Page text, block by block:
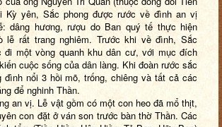
Kỳ yên, Sắc phong được rước về đình an vị
dâng hương, rượu do Ban quý tế thực hiện
lễ rất trang nghiêm. Trước khi về đình, Sắc
đi một vòng quanh khu dân cư, với mục đích
cuộc sống của dân làng. Khi đoàn rước sắc
đình nổi 3 hồi mõ, trống, chiêng và tất cả các
để nghinh Thần.
an vị. Lễ vật gồm có một con heo đã mổ thịt,
con đặt ở ván son trước bàn thờ Thần. Các